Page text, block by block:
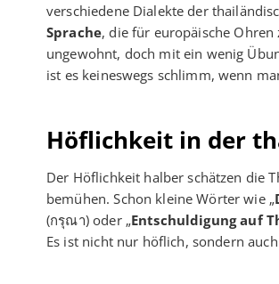
verschiedene Dialekte der
Sprache, die für europäische
ungewohnt, doch mit ein wenig
ist es keineswegs schlimm, wenn
Höflichkeit in der
Der Höflichkeit halber schätzen die
bemühen. Schon kleine Wörter wie „
(กรุณา) oder „Entschuldigung auf
Es ist nicht nur höflich, sondern